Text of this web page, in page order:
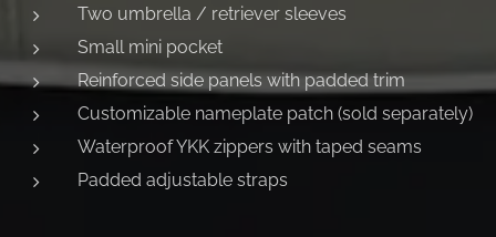
Two umbrella / retriever sleeves
Small mini pocket
Reinforced side panels with padded trim
Customizable nameplate patch (sold separately)
Waterproof YKK zippers with taped seams
Padded adjustable straps